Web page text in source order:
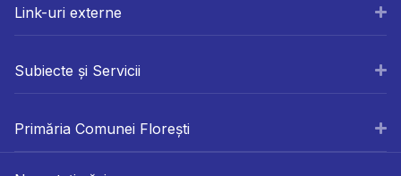
Link-uri externe
Subiecte și Servicii
Primăria Comunei Florești